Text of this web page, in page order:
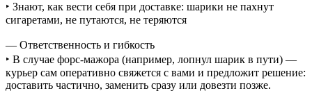
‣ Знают, как вести себя при доставке: шарики не пахнут
сигаретами, не путаются, не теряются
— Ответственность и гибкость
‣ В случае форс-мажора (например, лопнул шарик в пути) —
курьер сам оперативно свяжется с вами и предложит решение:
доставить частично, заменить сразу или довезти позже.